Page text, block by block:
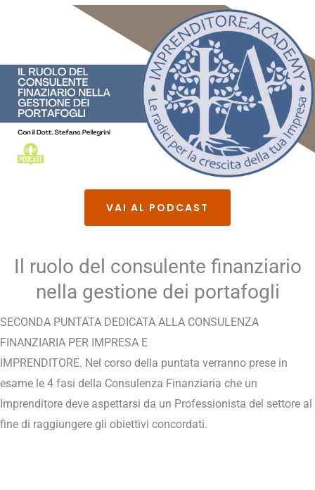
VAI AL PODCAST
Il ruolo del consulente finanziario
nella gestione dei portafogli
SECONDA PUNTATA DEDICATA ALLA CONSULENZA
FINANZIARIA PER IMPRESA E
IMPRENDITORE. Nel corso della puntata verranno prese in
esame le 4 fasi della Consulenza Finanziaria che un
Imprenditore deve aspettarsi da un Professionista del settore al
fine di raggiungere gli obiettivi concordati.